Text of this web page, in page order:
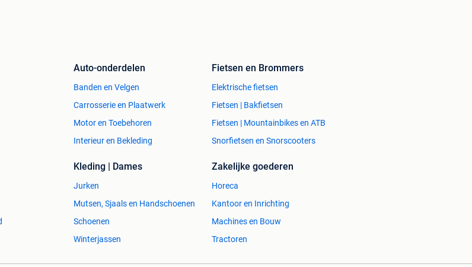
Auto-onderdelen
Banden en Velgen
Carrosserie en Plaatwerk
Motor en Toebehoren
Interieur en Bekleding
Fietsen en Brommers
Elektrische fietsen
Fietsen | Bakfietsen
Fietsen | Mountainbikes en ATB
Snorfietsen en Snorscooters
Kleding | Dames
Jurken
Mutsen, Sjaals en Handschoenen
Schoenen
Winterjassen
Zakelijke goederen
Horeca
Kantoor en Inrichting
Machines en Bouw
Tractoren